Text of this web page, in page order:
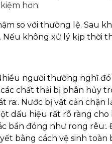
hơn:
so với thường lệ. Sau
không xử lý kịp thời
người thường nghĩ
chất thải bị phân hủy
ra:. Nước bị vật cản
dấu hiệu rất rõ ràng
bẩn đóng như rong
bằng cách vệ sinh